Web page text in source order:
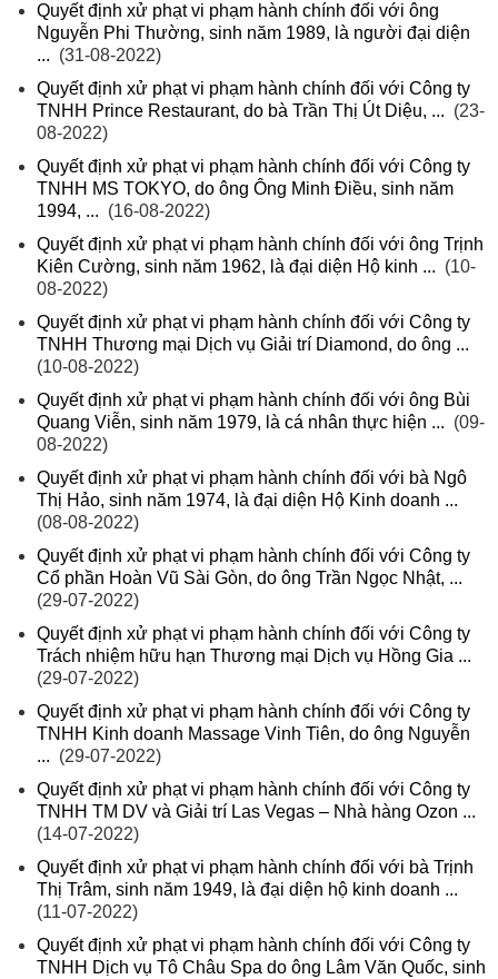
Quyết định xử phạt vi phạm hành chính đối với ông
Nguyễn Phi Thường, sinh năm 1989, là người đại diện
... (31-08-2022)
Quyết định xử phạt vi phạm hành chính đối với Công ty
TNHH Prince Restaurant, do bà Trần Thị Út Diệu, ... (23-
08-2022)
Quyết định xử phạt vi phạm hành chính đối với Công ty
TNHH MS TOKYO, do ông Ông Minh Điều, sinh năm
1994, ... (16-08-2022)
Quyết định xử phạt vi phạm hành chính đối với ông Trịnh
Kiên Cường, sinh năm 1962, là đại diện Hộ kinh ... (10-
08-2022)
Quyết định xử phạt vi phạm hành chính đối với Công ty
TNHH Thương mại Dịch vụ Giải trí Diamond, do ông ...
(10-08-2022)
Quyết định xử phạt vi phạm hành chính đối với ông Bùi
Quang Viễn, sinh năm 1979, là cá nhân thực hiện ... (09-
08-2022)
Quyết định xử phạt vi phạm hành chính đối với bà Ngô
Thị Hảo, sinh năm 1974, là đại diện Hộ Kinh doanh ...
(08-08-2022)
Quyết định xử phạt vi phạm hành chính đối với Công ty
Cổ phần Hoàn Vũ Sài Gòn, do ông Trần Ngọc Nhật, ...
(29-07-2022)
Quyết định xử phạt vi phạm hành chính đối với Công ty
Trách nhiệm hữu hạn Thương mại Dịch vụ Hồng Gia ...
(29-07-2022)
Quyết định xử phạt vi phạm hành chính đối với Công ty
TNHH Kinh doanh Massage Vinh Tiên, do ông Nguyễn
... (29-07-2022)
Quyết định xử phạt vi phạm hành chính đối với Công ty
TNHH TM DV và Giải trí Las Vegas – Nhà hàng Ozon ...
(14-07-2022)
Quyết định xử phạt vi phạm hành chính đối với bà Trịnh
Thị Trâm, sinh năm 1949, là đại diện hộ kinh doanh ...
(11-07-2022)
Quyết định xử phạt vi phạm hành chính đối với Công ty
TNHH Dịch vụ Tô Châu Spa do ông Lâm Văn Quốc, sinh